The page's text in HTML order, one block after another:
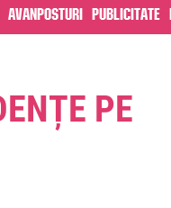
Avanposturi Publicitate
PE